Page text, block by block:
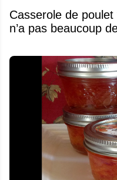
Casserole de
n’a pas beaucoup